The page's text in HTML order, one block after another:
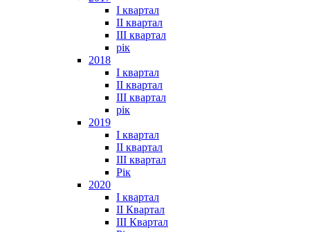
I квартал
II квартал
III квартал
рік
2018
I квартал
II квартал
III квартал
рік
2019
I квартал
II квартал
III квартал
Рік
2020
I квартал
II Квартал
III Квартал